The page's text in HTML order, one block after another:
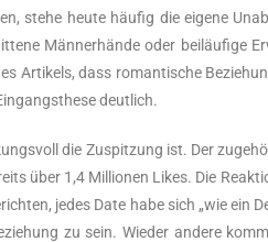
ste­he heu­te häu­fig die eige­ne
Män­ner­hän­de oder bei­läu­fi­ge
Arti­kels, dass roman­ti­sche
deutlich.
die Zuspit­zung ist. Der
über 1,4 Mil­lio­nen Likes. Die
jedes Date habe sich „wie ein
zu sein. Wie­der ande­re